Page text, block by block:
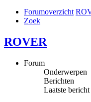
Forumoverzicht
Zoek
ROVER
Forum
Onderwerpen
Berichten
Laatste bericht